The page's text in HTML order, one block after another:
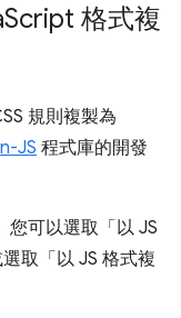
Script 格式複
規則複製為
JS 程式庫的開發
您可以選取「以 JS
取「以 JS 格式複